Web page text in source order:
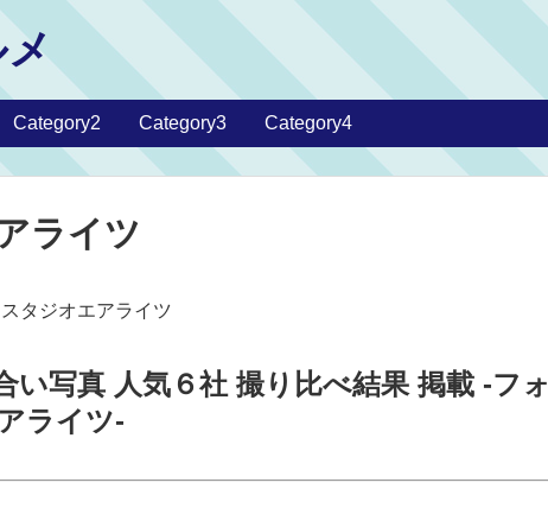
メ
Category2 Category3 Category4
ライツ
タジオエアライツ
い写真 人気６社 撮り比べ結果 掲載 -フォ
ライツ-